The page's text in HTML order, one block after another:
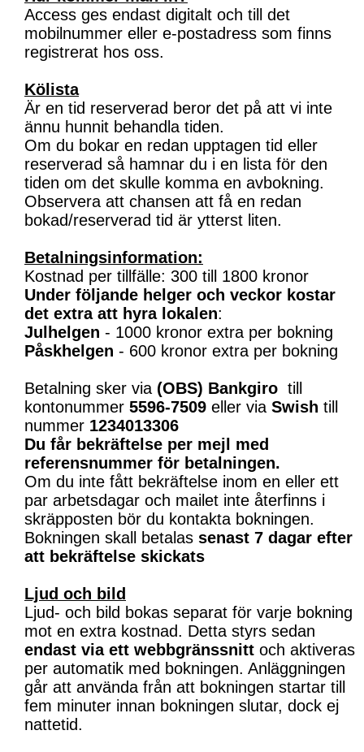
Access ges endast digitalt och till det
mobilnummer eller e-postadress som finns
registrerat hos oss.
Kölista
Är en tid reserverad beror det på att vi inte
ännu hunnit behandla tiden.
Om du bokar en redan upptagen tid eller
reserverad så hamnar du i en lista för den
tiden om det skulle komma en avbokning.
Observera att chansen att få en redan
bokad/reserverad tid är ytterst liten.
Betalningsinformation:
Kostnad per tillfälle: 300 till 1800 kronor
Under följande helger och veckor kostar
det extra att hyra lokalen:
Julhelgen - 1000 kronor extra per bokning
Påskhelgen - 600 kronor extra per bokning
Betalning sker via (OBS) Bankgiro till
kontonummer 5596-7509 eller via Swish till
nummer 1234013306
Du får bekräftelse per mejl med
referensnummer för betalningen.
Om du inte fått bekräftelse inom en eller ett
par arbetsdagar och mailet inte återfinns i
skräpposten bör du kontakta bokningen.
Bokningen skall betalas senast 7 dagar efter
att bekräftelse skickats
Ljud och bild
Ljud- och bild bokas separat för varje bokning
mot en extra kostnad. Detta styrs sedan
endast via ett webbgränssnitt och aktiveras
per automatik med bokningen. Anläggningen
går att använda från att bokningen startar till
fem minuter innan bokningen slutar, dock ej
nattetid.